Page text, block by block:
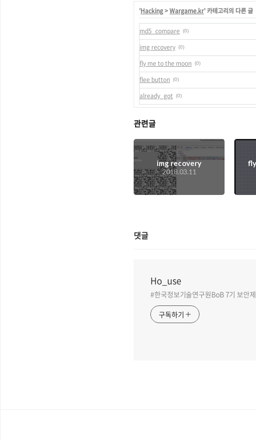
'Hacking>Wargame.kr' 카테고리의 다른 글
md5_compare (0)
img recovery (0)
fly me to the moon (0)
flee button (0)
already_got (0)
관련글
img recovery
2018.03.11
댓글
Ho_use
#한국정보기술연구원BoB 7기 보안
구독하기